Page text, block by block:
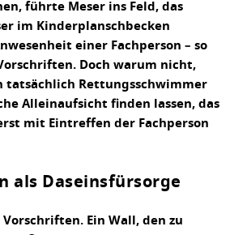
führte Meser ins Feld, das
im Kinderplanschbecken
einer Fachperson – so
Doch warum nicht,
tatsächlich Rettungsschwimmer
Alleinaufsicht finden lassen, das
mit Eintreffen der Fachperson
als Daseinsfürsorge
Ein Wall, den zu